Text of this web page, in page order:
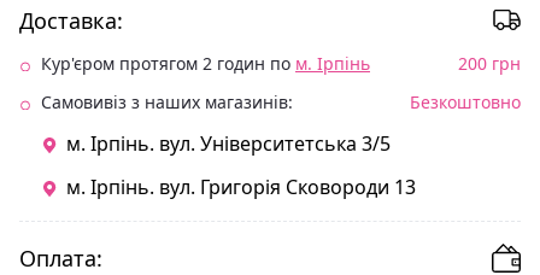
Доставка:
Кур'єром протягом 2 годин по м. Ірпінь
200 грн
Самовивіз з наших магазинів:
Безкоштовно
м. Ірпінь. вул. Університетська 3/5
м. Ірпінь. вул. Григорія Сковороди 13
Оплата: